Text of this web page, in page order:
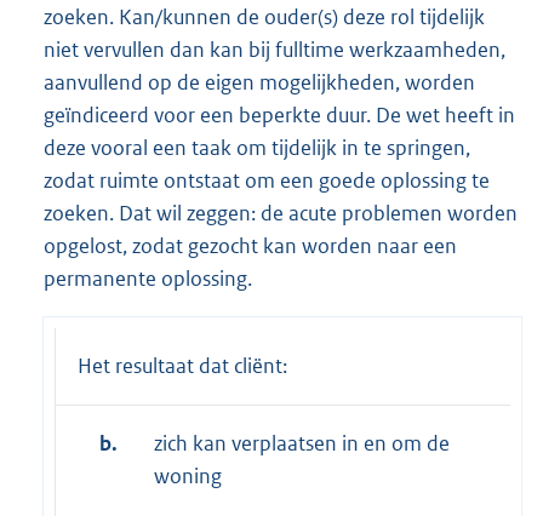
zoeken. Kan/kunnen de ouder(s) deze rol tijdelijk
niet vervullen dan kan bij fulltime werkzaamheden,
aanvullend op de eigen mogelijkheden, worden
geïndiceerd voor een beperkte duur. De wet heeft in
deze vooral een taak om tijdelijk in te springen,
zodat ruimte ontstaat om een goede oplossing te
zoeken. Dat wil zeggen: de acute problemen worden
opgelost, zodat gezocht kan worden naar een
permanente oplossing.
Het resultaat dat cliënt:
b.
zich kan verplaatsen in en om de
woning